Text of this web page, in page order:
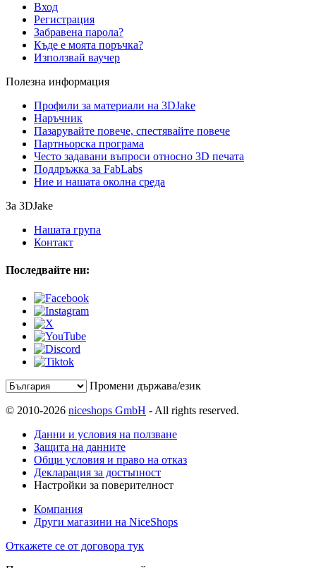
Вход
Регистрация
Забравена парола?
Къде е моята поръчка?
Използвай ваучер
Полезна информация
Профили за материали на 3DJake
Наръчник
Пазарувайте повече, спестявайте повече
Партньорска програма
Често задавани въпроси относно 3D печата
Поддръжка за FabLabs
Ние и нашата околна среда
За 3DJake
Нашата група
Контакт
Последвайте ни:
Промени държава/език
© 2010-2026 niceshops GmbH - All rights reserved.
Данни и условия на ползване
Защита на данните
Общи условия и право на отказ
Декларация за достъпност
Настройки за поверителност
Компания
Други магазини на NiceShops
Откажете се от договора тук